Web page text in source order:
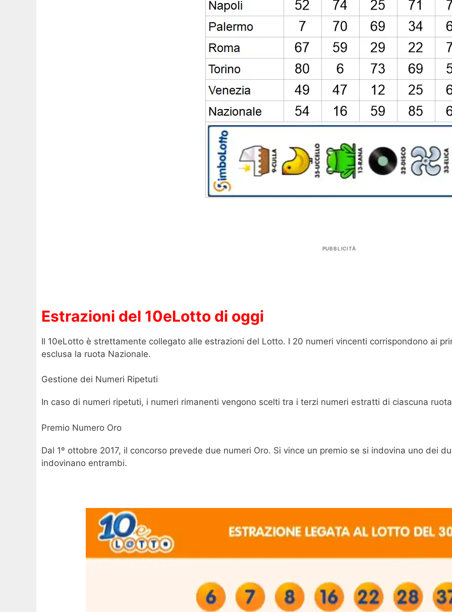
PUBBLICITÀ
Estrazioni del 10eLotto di oggi
Il 10eLotto è strettamente collegato alle estrazioni del Lotto. I 20 numeri vincenti corrispondono ai
esclusa la ruota Nazionale.
Gestione dei Numeri Ripetuti
In caso di numeri ripetuti, i numeri rimanenti vengono scelti tra i terzi numeri estratti di ciascuna
Premio Numero Oro
Dal 1º ottobre 2017, il concorso prevede due numeri Oro. Si vince un premio se si indovina uno dei
indovinano entrambi.